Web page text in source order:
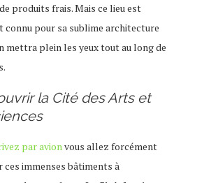
produits frais. Mais ce lieu est
connu pour sa sublime architecture
mettra plein les yeux tout au long de
la Cité des Arts et
par avionvous allez forcément
ces immenses bâtiments à